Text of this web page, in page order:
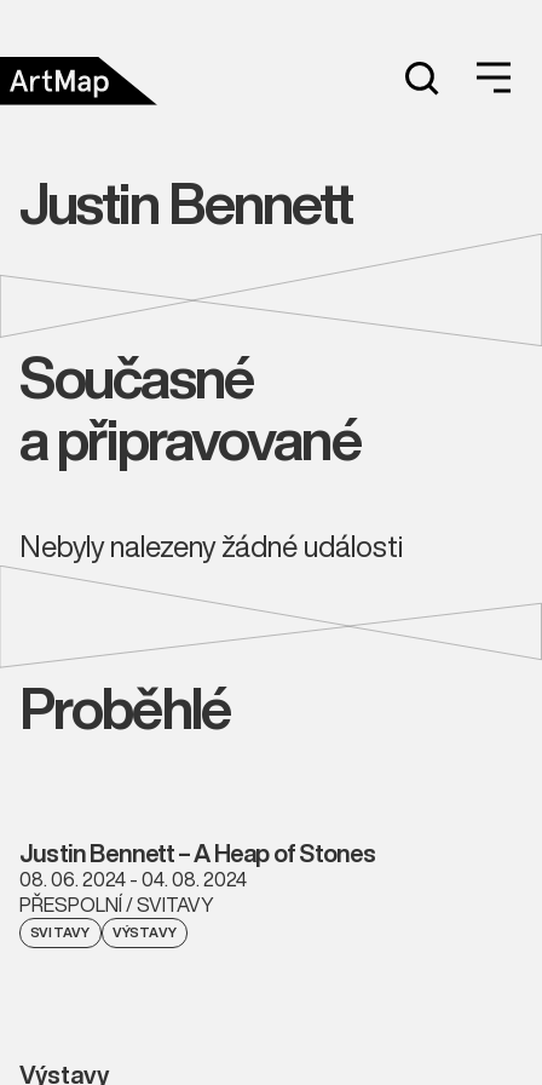
Justin Bennett
Současné
a připravované
Nebyly nalezeny žádné události
Proběhlé
Justin Bennett – A Heap of Stones
08. 06. 2024 - 04. 08. 2024
PŘESPOLNÍ / SVITAVY
SVITAVY VÝSTAVY
Výstavy